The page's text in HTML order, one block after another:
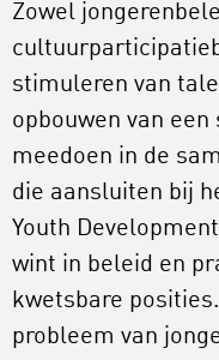
Zowel
stimuleren van
opbouwen van
meedoen in de
die aansluiten bij
Youth
wint in beleid en
kwetsbare
probleem van